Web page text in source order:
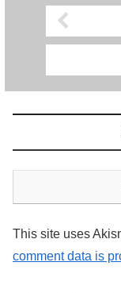
This site uses
comment data is